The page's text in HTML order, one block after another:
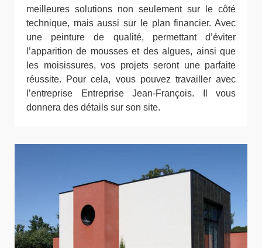
meilleures solutions non seulement sur le côté
technique, mais aussi sur le plan financier. Avec
une peinture de qualité, permettant d’éviter
l’apparition de mousses et des algues, ainsi que
les moisissures, vos projets seront une parfaite
réussite. Pour cela, vous pouvez travailler avec
l’entreprise Entreprise Jean-François. Il vous
donnera des détails sur son site.